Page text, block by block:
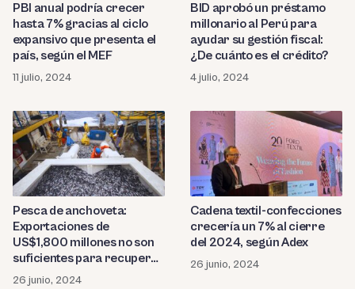
PBI anual podría crecer
hasta 7% gracias al ciclo
expansivo que presenta el
país, según el MEF
11 julio, 2024
BID aprobó un préstamo
millonario al Perú para
ayudar su gestión fiscal:
¿De cuánto es el crédito?
4 julio, 2024
Pesca de anchoveta:
Exportaciones de
US$1,800 millones no son
suficientes para recuperar
el sector
26 junio, 2024
Cadena textil-confecciones
crecería un 7% al cierre
del 2024, según Adex
26 junio, 2024